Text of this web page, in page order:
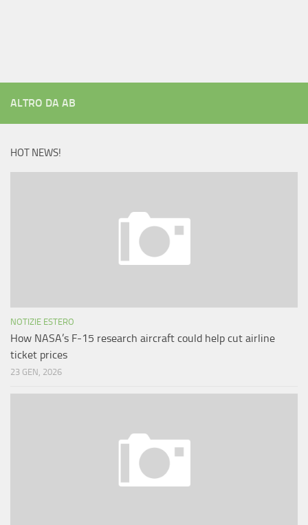
ALTRO DA AB
HOT NEWS!
NOTIZIE ESTERO
How NASA’s F-15 research aircraft could help cut airline
ticket prices
23 GEN, 2026